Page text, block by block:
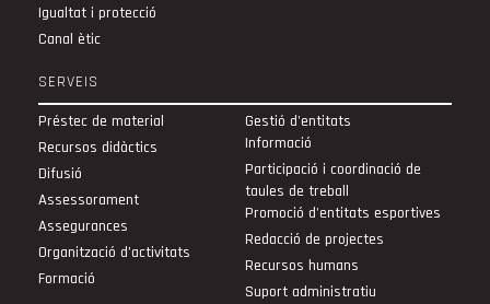
Igualtat i protecció
Canal ètic
SERVEIS
Préstec de material
Recursos didàctics
Difusió
Assessorament
Assegurances
Organització d’activitats
Formació
Gestió d'entitats
Informació
Participació i coordinació de
taules de treball
Promoció d'entitats esportives
Redacció de projectes
Recursos humans
Suport administratiu